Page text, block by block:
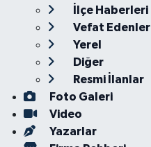
İlçe Haberleri
Vefat Edenler
Yerel
Diğer
Resmi İlanlar
Foto Galeri
Video
Yazarlar